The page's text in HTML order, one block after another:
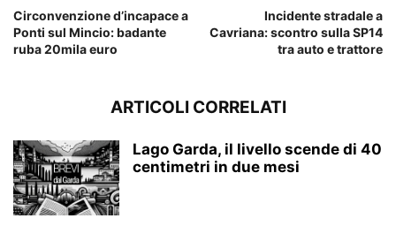
Circonvenzione d’incapace a
Ponti sul Mincio: badante
ruba 20mila euro
Incidente stradale a
Cavriana: scontro sulla SP14
tra auto e trattore
ARTICOLI CORRELATI
Lago Garda, il livello scende di 40
centimetri in due mesi